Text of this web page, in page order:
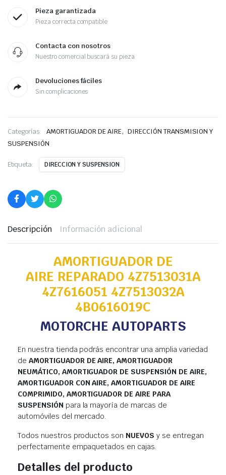
Pieza garantizada
Pieza correcta compatible
Contacta con nosotros
Nuestro comercial buscará su pieza
Devoluciones fáciles
Sin complicaciones
Categorías: AMORTIGUADOR DE AIRE, DIRECCIÓN TRANSMISION Y
SUSPENSIÓN
Etiqueta: DIRECCION Y SUSPENSION
Descripción Información adicional
AMORTIGUADOR DE
AIRE REPARADO 4Z7513031A
4Z7616051 4Z7513032A
4B0616019C
MOTORCHE AUTOPARTS
En nuestra tienda podrás encontrar una amplia variedad
de AMORTIGUADOR DE AIRE, AMORTIGUADOR
NEUMÁTICO, AMORTIGUADOR DE SUSPENSIÓN DE AIRE,
AMORTIGUADOR CON AIRE, AMORTIGUADOR DE AIRE
COMPRIMIDO, AMORTIGUADOR DE AIRE PARA
SUSPENSIÓN para la mayoría de marcas de
automóviles del mercado.
Todos nuestros productos son NUEVOS y se entregan
perfectamente empaquetados en cajas.
Detalles del producto